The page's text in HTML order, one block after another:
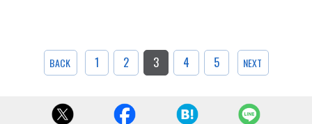
BACK 1 2 3 4 5 NEXT